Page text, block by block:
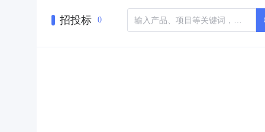
招投标 0